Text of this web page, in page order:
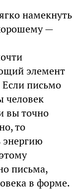
намекнуть
—
элемент
Если письмо
человек
вы точно
то
энергию
письма,
в форме.